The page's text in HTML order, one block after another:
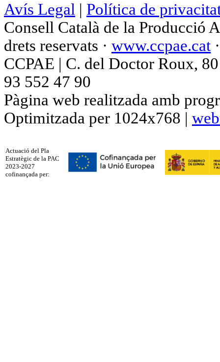
Avís Legal | Política de
Consell Català de la Producció
drets reservats · www.ccpae.cat
CCPAE | C. del Doctor Roux,
93 552 47 90
Pàgina web realitzada amb
Optimitzada per 1024x768 |
Actuació del Pla
Estratègic de la PAC
2023-2027
cofinançada per: